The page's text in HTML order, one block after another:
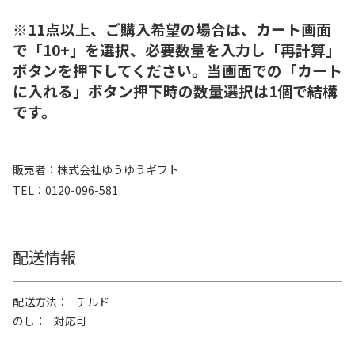
※11点以上、ご購入希望の場合は、カート画面
で「10+」を選択、必要数量を入力し「再計算」
ボタンを押下してください。当画面での「カート
に入れる」ボタン押下時の数量選択は1個で結構
です。
販売者
株式会社ゆうゆうギフト
TEL
0120-096-581
配送情報
配送方法
チルド
のし
対応可